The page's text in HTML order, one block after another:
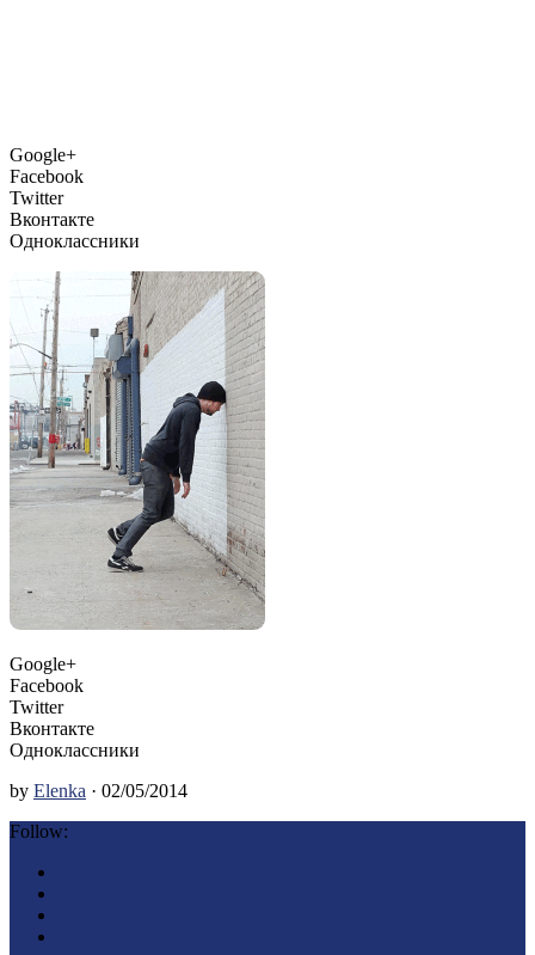
Google+
Facebook
Twitter
Вконтакте
Одноклассники
Google+
Facebook
Twitter
Вконтакте
Одноклассники
by Elenka · 02/05/2014
Follow: